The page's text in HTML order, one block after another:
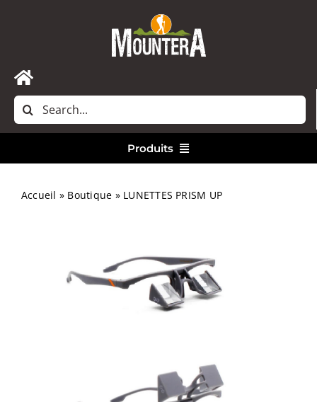
Toggle
Navigation
Accueil
Rechercher:
Produits
Bivouac
Escalade / Alpinisme
Accueil » Boutique » LUNETTES PRISM UP